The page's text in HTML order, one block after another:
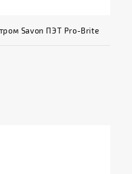
Savon ПЭТ Pro-Brite